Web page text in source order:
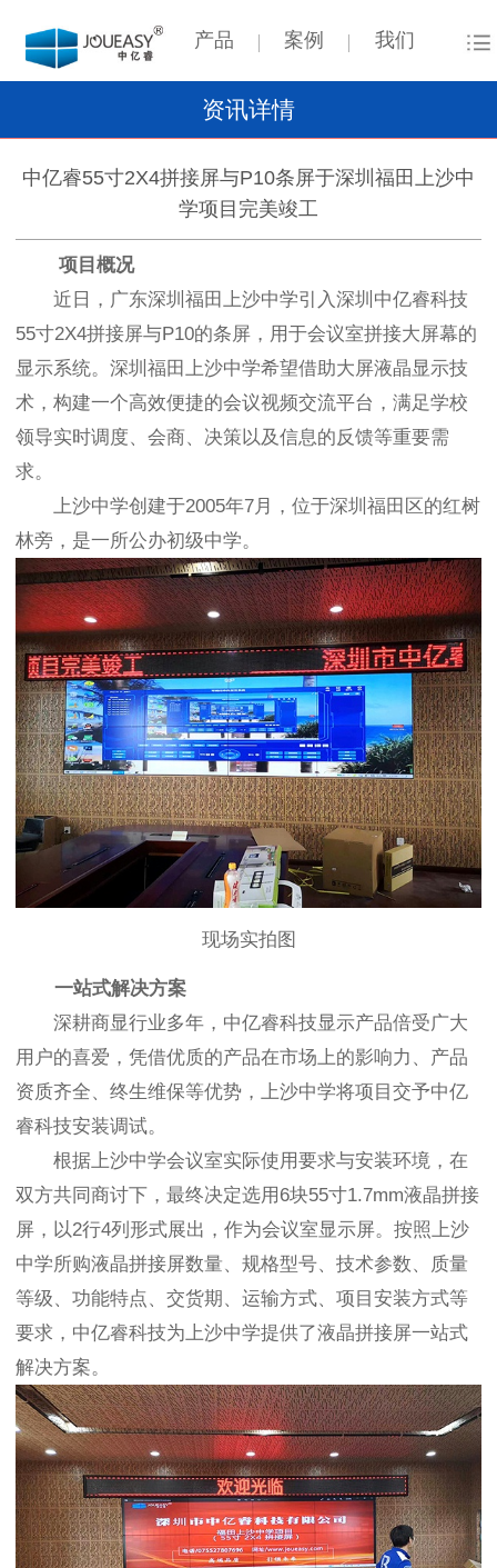
产品 案例 我们
资讯详情
中亿睿55寸2X4拼接屏与P10条屏于深圳福田上沙中
学项目完美竣工
项目概况
近日，广东深圳福田上沙中学引入深圳中亿睿科技
55寸2X4拼接屏与P10的条屏，用于会议室拼接大屏幕的
显示系统。深圳福田上沙中学希望借助大屏液晶显示技
术，构建一个高效便捷的会议视频交流平台，满足学校
领导实时调度、会商、决策以及信息的反馈等重要需
求。
上沙中学创建于2005年7月，位于深圳福田区的红树
林旁，是一所公办初级中学。
现场实拍图
一站式解决方案
深耕商显行业多年，中亿睿科技显示产品倍受广大
用户的喜爱，凭借优质的产品在市场上的影响力、产品
资质齐全、终生维保等优势，上沙中学将项目交予中亿
睿科技安装调试。
根据上沙中学会议室实际使用要求与安装环境，在
双方共同商讨下，最终决定选用6块55寸1.7mm液晶拼接
屏，以2行4列形式展出，作为会议室显示屏。按照上沙
中学所购液晶拼接屏数量、规格型号、技术参数、质量
等级、功能特点、交货期、运输方式、项目安装方式等
要求，中亿睿科技为上沙中学提供了液晶拼接屏一站式
解决方案。